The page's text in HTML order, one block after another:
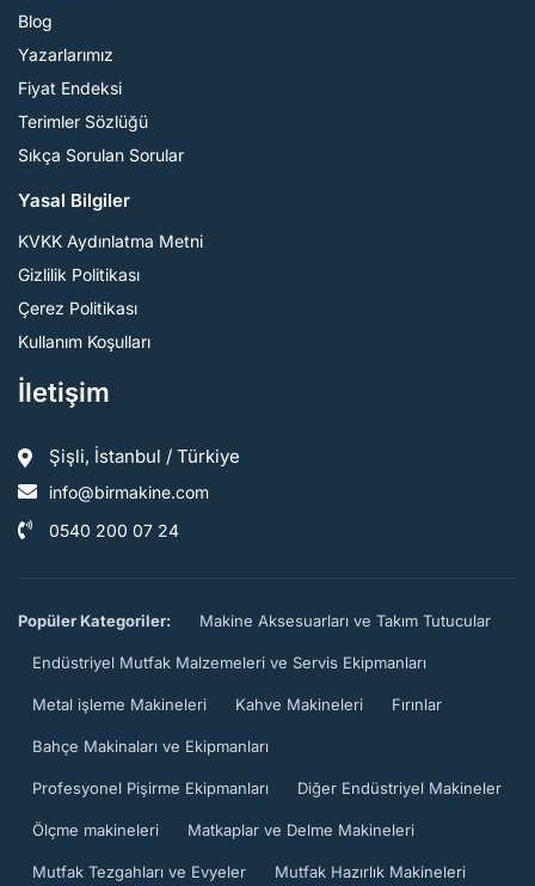
Blog
Yazarlarımız
Fiyat Endeksi
Terimler Sözlüğü
Sıkça Sorulan Sorular
Yasal Bilgiler
KVKK Aydınlatma Metni
Gizlilik Politikası
Çerez Politikası
Kullanım Koşulları
İletişim
Şişli, İstanbul / Türkiye
info@birmakine.com
0540 200 07 24
Popüler Kategoriler: Makine Aksesuarları ve Takım Tutucular
Endüstriyel Mutfak Malzemeleri ve Servis Ekipmanları
Metal işleme Makineleri Kahve Makineleri Fırınlar
Bahçe Makinaları ve Ekipmanları
Profesyonel Pişirme Ekipmanları Diğer Endüstriyel Makineler
Ölçme makineleri Matkaplar ve Delme Makineleri
Mutfak Tezgahları ve Evyeler Mutfak Hazırlık Makineleri